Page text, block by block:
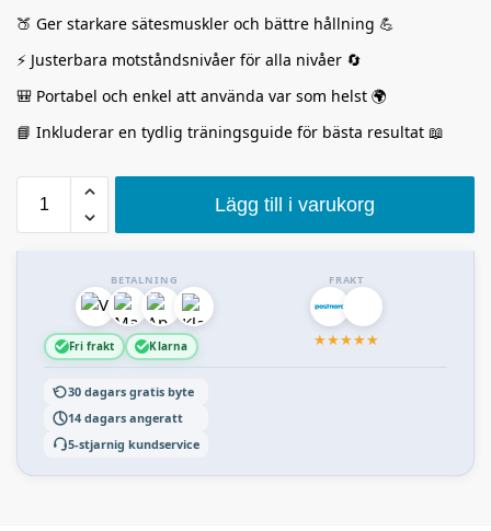
🍑 Ger starkare sätesmuskler och bättre hållning 💪
⚡ Justerbara motståndsnivåer för alla nivåer 🔄
🎒 Portabel och enkel att använda var som helst 🌍
📘 Inkluderar en tydlig träningsguide för bästa resultat 📖
Lägg till i varukorg
BETALNING
Fri frakt Klarna
FRAKT
★★★★★
30 dagars gratis byte
14 dagars angeratt
5-stjarnig kundservice